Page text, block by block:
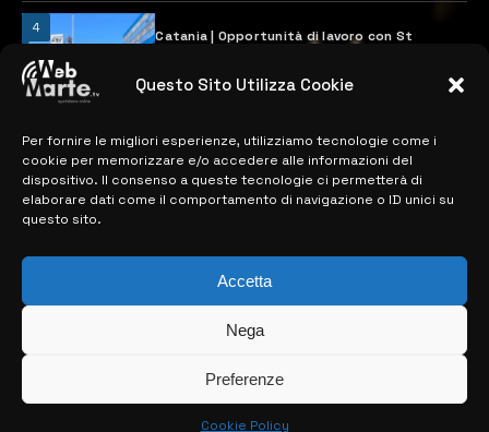
Questo Sito Utilizza Cookie
Per fornire le migliori esperienze, utilizziamo tecnologie come i
cookie per memorizzare e/o accedere alle informazioni del
dispositivo. Il consenso a queste tecnologie ci permetterà di
elaborare dati come il comportamento di navigazione o ID unici su
questo sito.
Accetta
Nega
Preferenze
Cookie Policy
4
Catania | Opportunità di lavoro con St
28 MARZO 2024
MAPPA DEL SITO
> NOTIZIE
> CONTATTI